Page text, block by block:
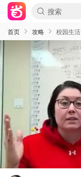
首页 攻略 校园生活